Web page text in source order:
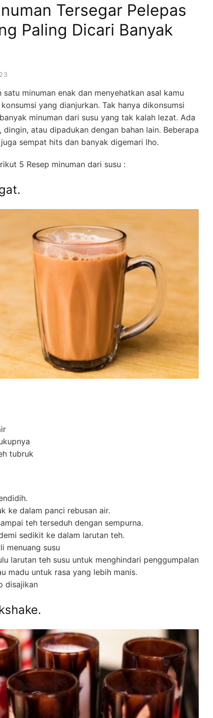
Tersegar Pelepas
Paling Dicari Banyak
satu minuman enak dan menyehatkan asal kamu
yang dianjurkan. Tak hanya dikonsumsi
minuman dari susu yang tak kalah lezat. Ada
atau dipadukan dengan bahan lain. Beberapa
sempat hits dan banyak digemari lho.
5 Resep minuman dari susu :
tubruk
ke dalam panci rebusan air.
teh terseduh dengan sempurna.
sedikit ke dalam larutan teh.
menuang susu
larutan teh susu untuk menghindari penggumpalan
madu untuk rasa yang lebih manis.
disajikan